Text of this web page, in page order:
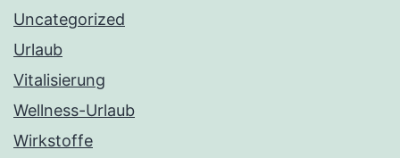
Uncategorized
Urlaub
Vitalisierung
Wellness-Urlaub
Wirkstoffe